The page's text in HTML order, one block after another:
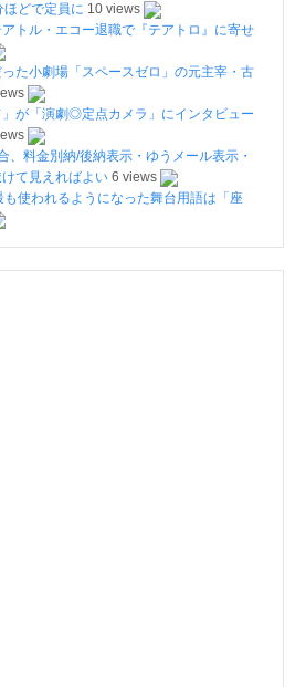
どで定員に 10 views
トル・エコー退職で『テアトロ』に寄せ
た小劇場「スペースゼロ」の元主宰・古
が「演劇◎定点カメラ」にインタビュー
、料金別納/後納表示・ゆうメール表示・
て見えればよい 6 views
使われるようになった舞台用語は「座